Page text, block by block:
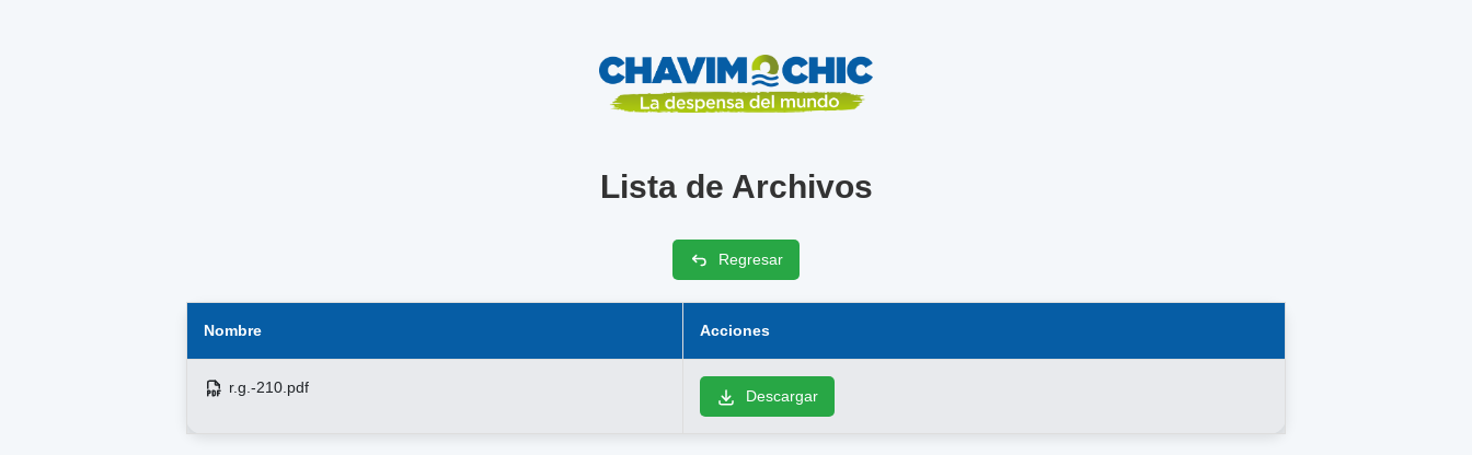
Lista de Archivos
Regresar
Nombre Acciones
r.g.-210.pdf Descargar